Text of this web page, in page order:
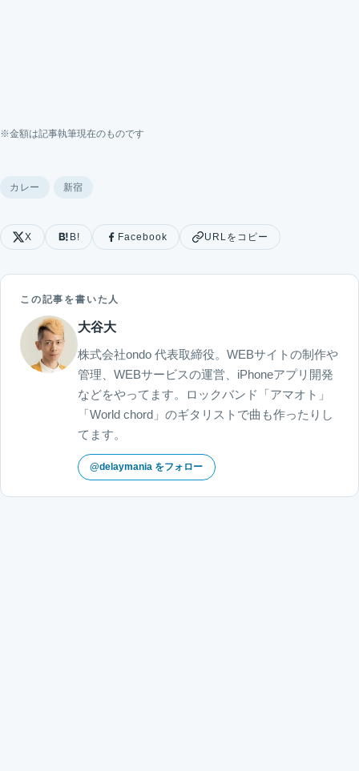
※金額は記事執筆現在のものです
カレー 新宿
X B! Facebook URLをコピー
この記事を書いた人
大谷大
株式会社ondo 代表取締役。WEBサイトの制作や
管理、WEBサービスの運営、iPhoneアプリ開発
などをやってます。ロックバンド「アマオト」
「World chord」のギタリストで曲も作ったりし
てます。
@delaymania をフォロー